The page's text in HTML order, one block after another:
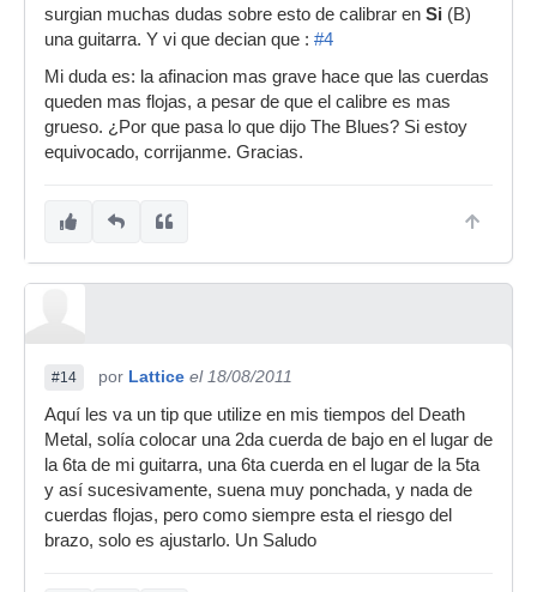
surgian muchas dudas sobre esto de calibrar en Si (B)
una guitarra. Y vi que decian que : #4
Mi duda es: la afinacion mas grave hace que las cuerdas
queden mas flojas, a pesar de que el calibre es mas
grueso. ¿Por que pasa lo que dijo The Blues? Si estoy
equivocado, corrijanme. Gracias.
#14 por Lattice el 18/08/2011
Aquí les va un tip que utilize en mis tiempos del Death
Metal, solía colocar una 2da cuerda de bajo en el lugar de
la 6ta de mi guitarra, una 6ta cuerda en el lugar de la 5ta
y así sucesivamente, suena muy ponchada, y nada de
cuerdas flojas, pero como siempre esta el riesgo del
brazo, solo es ajustarlo. Un Saludo